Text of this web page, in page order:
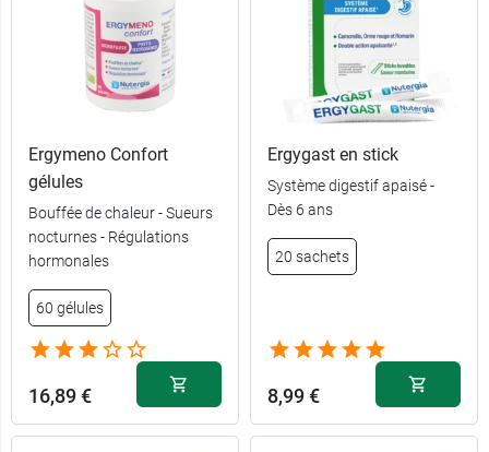
Ergymeno Confort
gélules
Bouffée de chaleur - Sueurs
nocturnes - Régulations
hormonales
60 gélules
16,89 €
Ergygast en stick
Système digestif apaisé -
Dès 6 ans
20 sachets
8,99 €